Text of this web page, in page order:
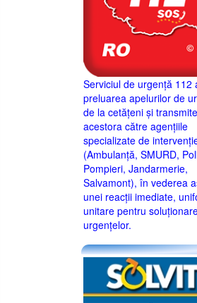
Serviciul de urgență 112
preluarea apelurilor de
de la cetățeni și
acestora către agențiile
specializate de
(Ambulanță, SMURD,
Pompieri, Jandarmerie,
Salvamont), în vederea
unei reacții imediate,
unitare pentru
urgențelor.